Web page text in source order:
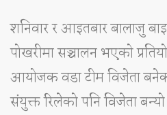
शनिवार र आइतबार बालाजु
पोखरीमा सञ्चालन भएको
आयोजक वडा टीम विजेता
संयुक्त रिलेको पनि विजेता